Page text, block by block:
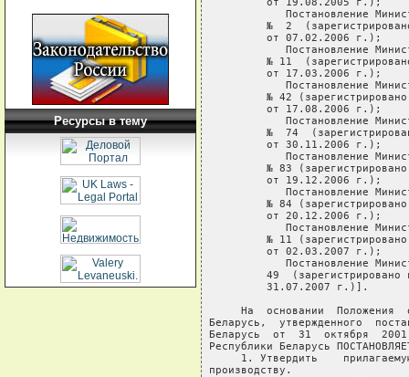
Ресурсы в тему